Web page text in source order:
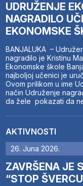
UDRUŽENJE
NAGRADILO
EKONOMSKE
BANJALUKA –
nagradilo je Kristinu
Ekonomske škole
najboljoj učenici je
Ovom prilikom u ime
način Udruženje
da žele pokazati da
AKTIVNOSTI
26. Juna 2026.
ZAVRŠENA JE
“STOP